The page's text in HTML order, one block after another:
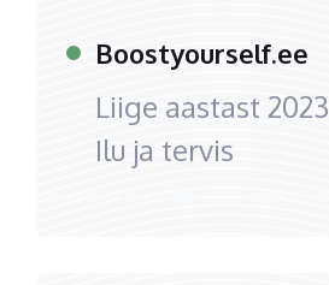
Boostyourself.ee
Liige aastast 2023
Ilu ja tervis